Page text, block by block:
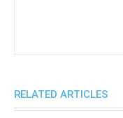
RELATED ARTICLES